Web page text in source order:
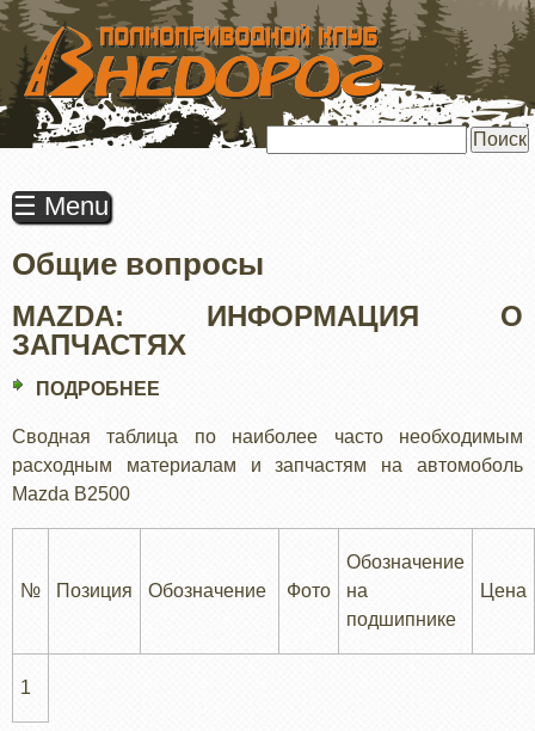
ПЕРЕЙТИ
ОСНОВНОМУ
СОДЕРЖАНИЮ
☰ Menu
Общие вопросы
MAZDA: ИНФОРМАЦИЯ О
ЗАПЧАСТЯХ
ПОДРОБНЕЕ
ИНФОРМАЦИЯ
О
Сводная таблица по наиболее часто необходимым
расходным материалам и запчастям на автомоболь
Mazda B2500
№ Позиция Обозначение Фото
Обозначение
на
подшипнике
Цена
1